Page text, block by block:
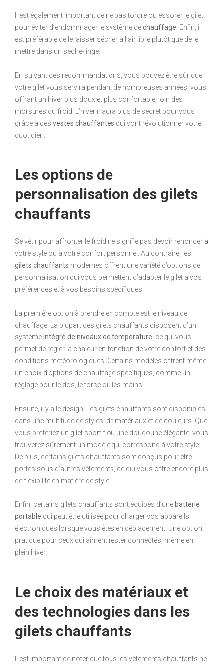
Il est également important de ne pas tordre ou essorer le gilet
pour éviter d’endommager le système dechauffage . Enfin, il
est préférable de le laisser sécher à l’air libre plutôt que de le
mettre dans un sèche-linge.
En suivant ces recommandations, vous pouvez être sûr que
votre gilet vous servira pendant de nombreuses années, vous
offrant un hiver plus doux et plus confortable, loin des
morsures du froid. L’hiver n’aura plus de secret pour vous
grâce à ces vestes chauffantes qui vont révolutionner votre
quotidien.
Les options de
personnalisation des gilets
chauffants
Se vêtir pour affronter le froid ne signifie pas devoir renoncer à
votre style ou à votre confort personnel. Au contraire, les
gilets chauffants modernes offrent une variété d’options de
personnalisation qui vous permettent d’adapter le gilet à vos
préférences et à vos besoins spécifiques.
La première option à prendre en compte est le niveau de
chauffage. La plupart des gilets chauffants disposent d’un
systèmeintégré de niveaux de température , ce qui vous
permet de régler la chaleur en fonction de votre confort et des
conditions météorologiques. Certains modèles offrent même
un choix d’options de chauffage spécifiques, comme un
réglage pour le dos, le torse ou les mains.
Ensuite, il y a le design. Les gilets chauffants sont disponibles
dans une multitude de styles, de matériaux et de couleurs. Que
vous préfériez un gilet sportif ou une doudoune élégante, vous
trouverez sûrement un modèle qui correspond à votre style.
De plus, certains gilets chauffants sont conçus pour être
portés sous d’autres vêtements, ce qui vous offre encore plus
de flexibilité en matière de style.
Enfin, certains gilets chauffants sont équipés d’une batterie
portable qui peut être utilisée pour charger vos appareils
électroniques lorsque vous êtes en déplacement. Une option
pratique pour ceux qui aiment rester connectés, même en
plein hiver.
Le choix des matériaux et
des technologies dans les
gilets chauffants
Il est important de noter que tous les vêtements chauffants ne